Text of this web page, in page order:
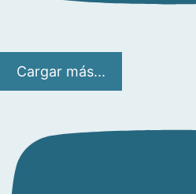
Cargar más...